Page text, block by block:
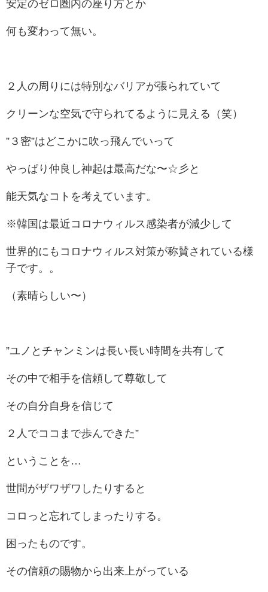
安定のゼロ圏内の座り方とか
何も変わって無い。
２人の周りには特別なバリアが張られていて
クリーンな空気で守られてるように見える（笑）
”３密”はどこかに吹っ飛んでいって
やっぱり仲良し神起は最高だな〜☆彡と
能天気なコトを考えています。
※韓国は最近コロナウィルス感染者が減少して
世界的にもコロナウィルス対策が称賛されている様
子です。。
（素晴らしい〜）
”ユノとチャンミンは長い長い時間を共有して
その中で相手を信頼して尊敬して
その自分自身を信じて
２人でココまで歩んできた”
ということを…
世間がザワザワしたりすると
コロっと忘れてしまったりする。
困ったものです。
その信頼の賜物から出来上がっている